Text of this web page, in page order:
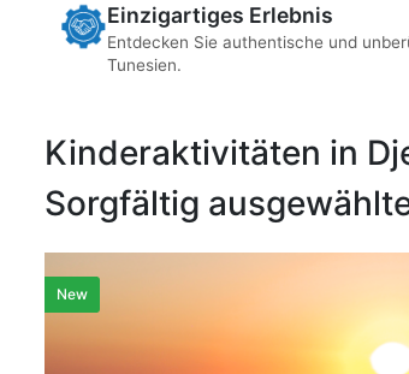
Einzigartiges Erlebnis
Entdecken Sie authentische und
Tunesien.
Kinderaktivitäten in
Sorgfältig
New